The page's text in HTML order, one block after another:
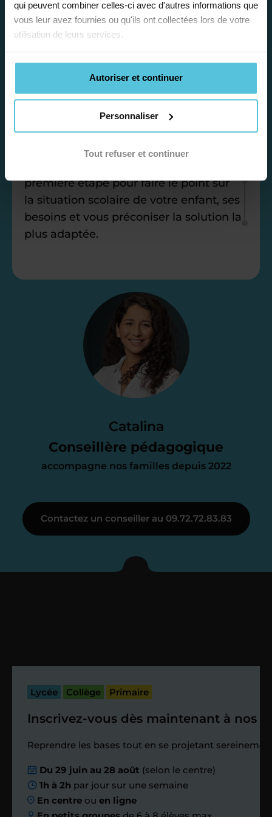
qui peuvent combiner celles-ci avec d'autres informations que
vous leur avez fournies ou qu'ils ont collectées lors de votre
utilisation de leurs services.
Autoriser et continuer
Personnaliser
Tout refuser et continuer
Catalina
Conseillère pédagogique
accompagne nos familles depuis 2022
Étape 1
Je vous propose un
bilan personnalisé
première étape pour faire le point sur
la situation scolaire de votre enfant, ses
besoins et vous préconiser la solution la
plus adaptée.
Étape 2
Je vous envoie une
proposition
d’accompagnement
parfait. À partir de maintenant nous
nous occupons de tout.
Je vous présente votre
enseignant sous 72
passé.
Étape 4
Nous planifions
ensemble des
Contactez un conseiller au 09.72.72.83.83
Lycée Collège Primaire
Inscrivez-vous dès maintenant à nos
Reprendre les bases tout en se projetant
Du 29 juin au 28 août (selon le centre)
1h à 2h par jour sur une semaine
En centre ouen ligne